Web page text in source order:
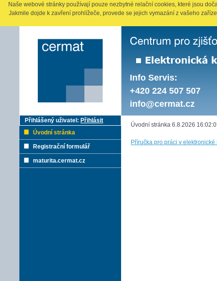
Naše webové stránky používají pouze nezbytné relační cookies, které jsou
Jakmile dojde k zavření prohlížeče, provede se jejich vymazání z vašeho
Info Servis:
+420 224 507 507
info@cermat.cz
Přihlášený uživatel: Přihlásit
Úvodní stránka
Registrační formulář
maturita.cermat.cz
Úvodní stránka 6.8.2026
Příručka pro práci v